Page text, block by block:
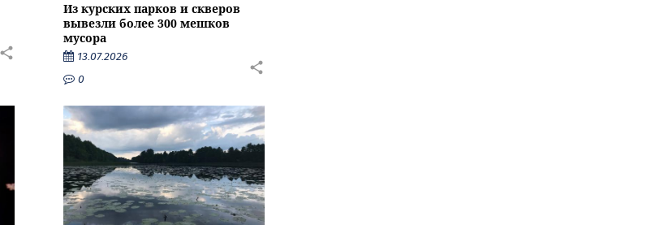
Из курских парков и скверов
вывезли более 300 мешков
мусора
13.07.2026
0